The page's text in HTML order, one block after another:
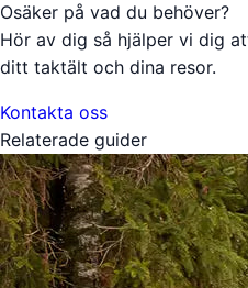
Osäker på vad du behöver?
Hör av dig så hjälper vi dig
ditt taktält och dina resor.
Kontakta oss
Relaterade guider